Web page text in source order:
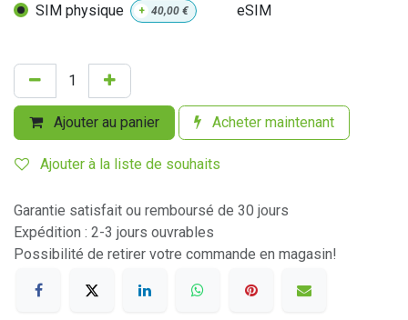
SIM physique + 40,00 € eSIM
Ajouter au panier Acheter maintenant
Ajouter à la liste de souhaits
Garantie satisfait ou remboursé de 30 jours
Expédition : 2-3 jours ouvrables
Possibilité de retirer votre commande en magasin!